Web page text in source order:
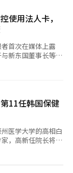
信息或向媒体提供
为减少夸大宣传的
能会受到抑制。
发布、技术转让合
数字和可验证的信
”和“大型技术出
件。”她指
或失去合作伙
下，信息披露监管
。 一位业
的企业才能生存，
度进行完善，以免
）系统翻译与编
利润为48亿韩
持增
西哥等55个国家出
益生菌的累计出口
2688亿韩元，占
益生菌在全球市
翻译与编辑。
使用法人卡，
首次在媒体上露
新东国董事长等特
长工作”，并全面
并要求董事会和审
录只是部分内
事长和韩美科学副
审计委员会和董事
沙洞的一家抗衰老
所消费了约140万韩
费用是否符合公司
董事会的批准程
治疗属于公司可以
11任韩国保健
医学大学的高相白
，高新任院长将负
，任期为三年。
年8月10日至2029